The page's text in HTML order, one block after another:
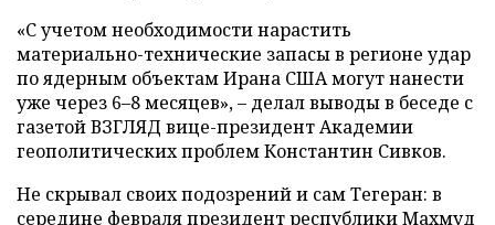
«С учетом необходимости нарастить
материально-технические запасы в регионе удар
по ядерным объектам Ирана США могут нанести
уже через 6–8 месяцев», – делал выводы в беседе с
газетой ВЗГЛЯД вице-президент Академии
геополитических проблем Константин Сивков.
Не скрывал своих подозрений и сам Тегеран: в
середине февраля президент республики Махмуд